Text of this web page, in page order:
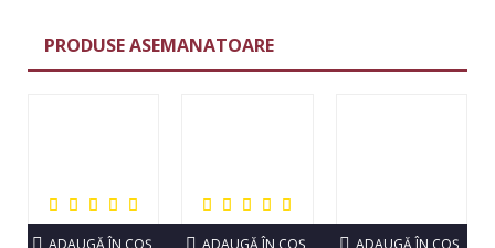
PRODUSE ASEMANATOARE
ADAUGĂ ÎN COŞ ADAUGĂ ÎN COŞ ADAUGĂ ÎN COŞ